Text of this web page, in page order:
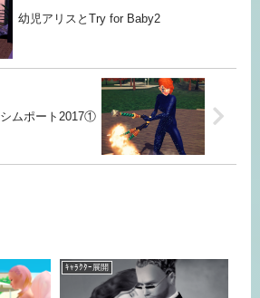
幼児アリスとTry for Baby2
シムポート2017①
ｷｬﾗｸﾀｰ展開